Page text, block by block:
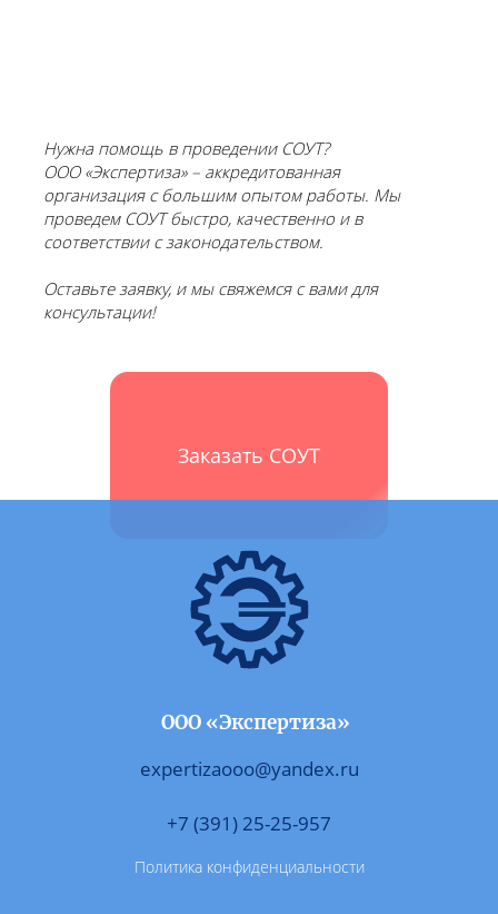
Нужна помощь в проведении СОУТ?
ООО «Экспертиза» – аккредитованная
организация с большим опытом работы. Мы
проведем СОУТ быстро, качественно и в
соответствии с законодательством.
Оставьте заявку, и мы свяжемся с вами для
консультации!
Заказать СОУТ
ООО «Экспертиза»
expertizaooo@yandex.ru
+7 (391) 25-25-957
Политика конфиденциальности